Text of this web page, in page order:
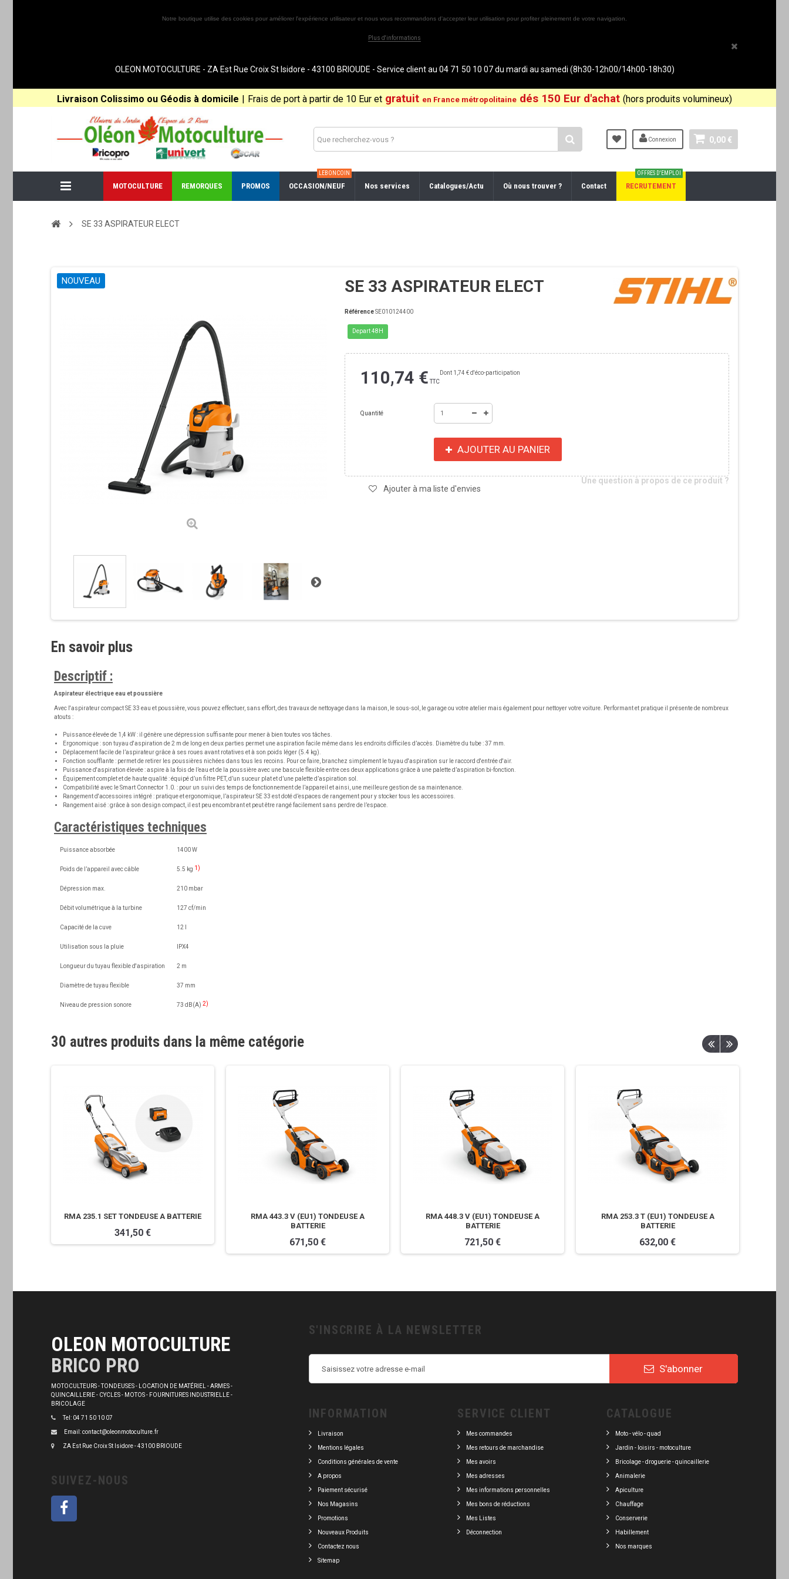
Notre boutique utilise des cookies pour améliorer l'expérience utilisateur et nous vous recommandons d'accepter leur utilisation pour profiter pleinement de votre navigation.
Plus d'informations
OLEON MOTOCULTURE - ZA Est Rue Croix St Isidore - 43100 BRIOUDE - Service client au 04 71 50 10 07 du mardi au samedi (8h30-12h00/14h00-18h30)
Livraison Colissimo ou Géodis à domicile | Frais de port à partir de 10 Eur et gratuit en France métropolitaine dés 150 Eur d'achat (hors produits volumineux)
0,00 €
Connexion
MOTOCULTURE REMORQUES PROMOS OCCASION/NEUF
LEBONCOIN
Nos services Catalogues/Actu Où nous trouver ? Contact RECRUTEMENT
OFFRES D'EMPLOI
SE 33 ASPIRATEUR ELECT
NOUVEAU SE 33 ASPIRATEUR ELECT
RéférenceSE010124400
Depart 48H
110,74 €TTC
Dont 1,74 €d'éco-participation
Quantité
AJOUTER AU PANIER
Ajouter à ma liste d'envies
Une question à propos de ce produit ?
En savoir plus
Descriptif :
Aspirateur électrique eau et poussière
Avec l'aspirateur compact SE 33 eau et poussière, vous pouvez effectuer, sans effort, des travaux de nettoyage dans la maison, le sous-sol, le garage ou votre atelier mais également pour nettoyer votre voiture. Performant et pratique il présente de nombreux
atouts :
Puissance élevée de 1,4 kW :il génère une dépression suffisante pour mener à bien toutes vos tâches.
Ergonomique : son tuyau d'aspiration de 2 m de long en deux parties permet une aspiration facile même dans les endroits difficiles d’accès. Diamètre du tube : 37 mm.
Déplacement facilede l’aspirateur grâce à ses roues avant rotatives et à son poids léger (5.4 kg).
Fonction soufflante : permet de retirer les poussières nichées dans tous les recoins. Pour ce faire, branchez simplement le tuyau d'aspiration sur le raccord d'entrée d'air.
Puissance d'aspiration élevée :aspire à la fois de l’eau et de la poussière avec une bascule flexible entre ces deux applications grâce à une palette d’aspiration bi-fonction.
Équipement complet et de haute qualité :équipé d’un filtre PET, d’un suceur plat et d’une palette d’aspiration sol.
Compatibilité avec le Smart Connector 1.0. : pour un suivi des temps de fonctionnement de l’appareil et ainsi, une meilleure gestion de sa maintenance.
Rangement d'accessoires intégré : pratique et ergonomique, l’aspirateur SE 33 est doté d’espaces de rangement pour y stocker tous les accessoires.
Rangement aisé :grâce à son design compact, il est peu encombrant et peut être rangé facilement sans perdre de l’espace.
Caractéristiques techniques
Puissance absorbée 1400 W
Poids de l’appareil avec câble 5.5 kg 1)
Dépression max. 210 mbar
Débit volumétrique à la turbine 127 cf/min
Capacité de la cuve 12 l
Utilisation sous la pluie IPX4
Longueur du tuyau flexible d'aspiration 2 m
Diamètre de tuyau flexible 37 mm
Niveau de pression sonore 73 dB(A) 2)
30 autres produits dans la même catégorie
RMA 235.1 SET TONDEUSE A BATTERIE
341,50 €
RMA 443.3 V (EU1) TONDEUSE A
BATTERIE
671,50 €
RMA 448.3 V (EU1) TONDEUSE A
BATTERIE
721,50 €
RMA 253.3 T (EU1) TONDEUSE A
BATTERIE
632,00 €
OLEON MOTOCULTURE
BRICO PRO
MOTOCULTEURS - TONDEUSES - LOCATION DE MATÉRIEL - ARMES -
QUINCAILLERIE - CYCLES - MOTOS - FOURNITURES INDUSTRIELLE -
BRICOLAGE
Tel: 04 71 50 10 07
Email: contact@oleonmotoculture.fr
ZA Est Rue Croix St Isidore - 43100 BRIOUDE
SUIVEZ-NOUS
S'INSCRIRE À LA NEWSLETTER
S'abonner
INFORMATION
Livraison
Mentions légales
Conditions générales de vente
A propos
Paiement sécurisé
Nos Magasins
Promotions
Nouveaux Produits
Contactez nous
Sitemap
SERVICE CLIENT
Mes commandes
Mes retours de marchandise
Mes avoirs
Mes adresses
Mes informations personnelles
Mes bons de réductions
Mes Listes
Déconnection
CATALOGUE
Moto - vélo - quad
Jardin - loisirs - motoculture
Bricolage - droguerie - quincaillerie
Animalerie
Apiculture
Chauffage
Conserverie
Habillement
Nos marques